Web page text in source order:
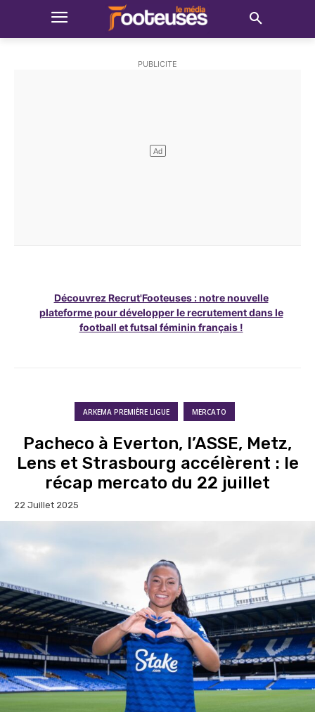
Découvrez Recrut'Footeuses : notre nouvelle
plateforme pour développer le recrutement dans le
football et futsal féminin français !
ARKEMA PREMIÈRE LIGUE MERCATO
Pacheco à Everton, l’ASSE, Metz,
Lens et Strasbourg accélèrent : le
récap mercato du 22 juillet
22 Juillet 2025